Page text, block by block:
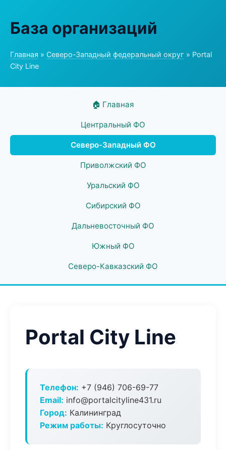
База организаций
Главная » Северо-Западный федеральный округ » Portal
City Line
🏠 Главная
Центральный ФО
Северо-Западный ФО
Приволжский ФО
Уральский ФО
Сибирский ФО
Дальневосточный ФО
Южный ФО
Северо-Кавказский ФО
Portal City Line
Телефон: +7 (946) 706-69-77
Email: info@portalcityline431.ru
Город: Калининград
Режим работы: Круглосуточно